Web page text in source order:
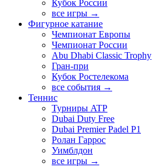
Кубок России
все игры →
Фигурное катание
Чемпионат Европы
Чемпионат России
Abu Dhabi Classic Trophy
Гран-при
Кубок Ростелекома
все события →
Теннис
Турниры ATP
Dubai Duty Free
Dubai Premier Padel P1
Ролан Гаррос
Уимблдон
все игры →